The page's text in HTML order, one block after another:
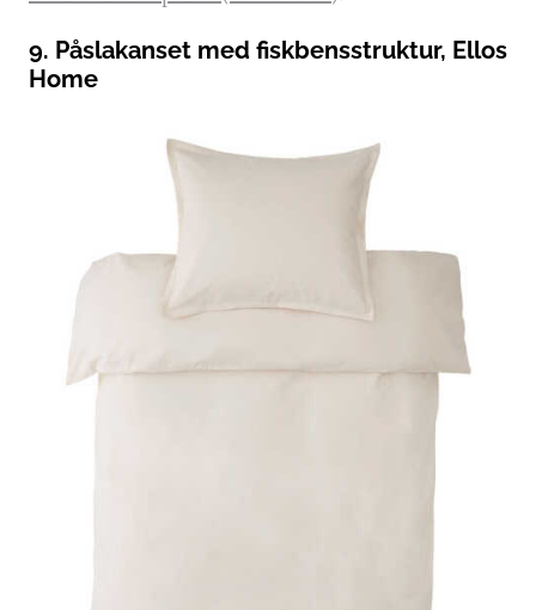
9. Påslakanset med fiskbensstruktur, Ellos
Home